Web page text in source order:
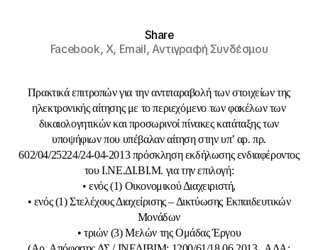
Share
Facebook,X, Email,Αντιγραφή Συνδέσμου
Πρακτικά επιτροπών για την αντιπαραβολή των στοιχείων της
ηλεκτρονικής αίτησης με το περιεχόμενο των φακέλων των
δικαιολογητικών και προσωρινοί πίνακες κατάταξης των
υποψήφιων που υπέβαλαν αίτηση στην υπ’ αρ. πρ.
602/04/25224/24-04-2013 πρόσκληση εκδήλωσης ενδιαφέροντος
του Ι.ΝΕ.ΔΙ.ΒΙ.Μ. για την επιλογή:
• ενός (1) Οικονομικού Διαχειριστή,
• ενός (1) Στελέχους Διαχείρισης – Δικτύωσης Εκπαιδευτικών
Μονάδων
• τριών (3) Μελών της Ομάδας Έργου